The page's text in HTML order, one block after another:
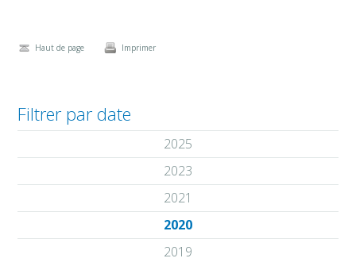
Haut de page Imprimer
Filtrer par date
2025
2023
2021
2020
2019